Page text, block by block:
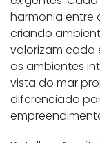
harmonia entre
criando
valorizam cada
os ambientes
vista do mar
diferenciada